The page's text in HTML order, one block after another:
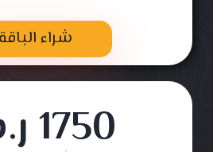
شراء الباقة
1750 ر.س